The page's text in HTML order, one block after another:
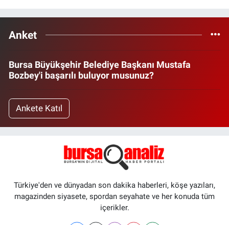
Anket
Bursa Büyükşehir Belediye Başkanı Mustafa
Bozbey'i başarılı buluyor musunuz?
Ankete Katıl
Türkiye'den ve dünyadan son dakika haberleri, köşe yazıları,
magazinden siyasete, spordan seyahate ve her konuda tüm
içerikler.